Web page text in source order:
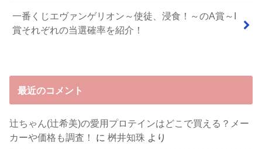
一番くじエヴァンゲリオン～使徒、浸食！～のA賞～I
賞それぞれの当選確率を紹介！
最近のコメント
辻ちゃん(辻希美)の愛用プロテインはどこで買える？メー
カーや価格も調査！
に桝井知珠 より